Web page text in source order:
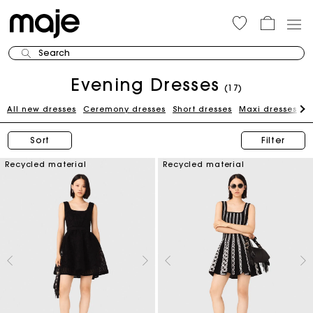
Search
Evening Dresses (17)
All new dresses Ceremony dresses Short dresses Maxi dresses
Sort Filter
Recycled material Recycled material